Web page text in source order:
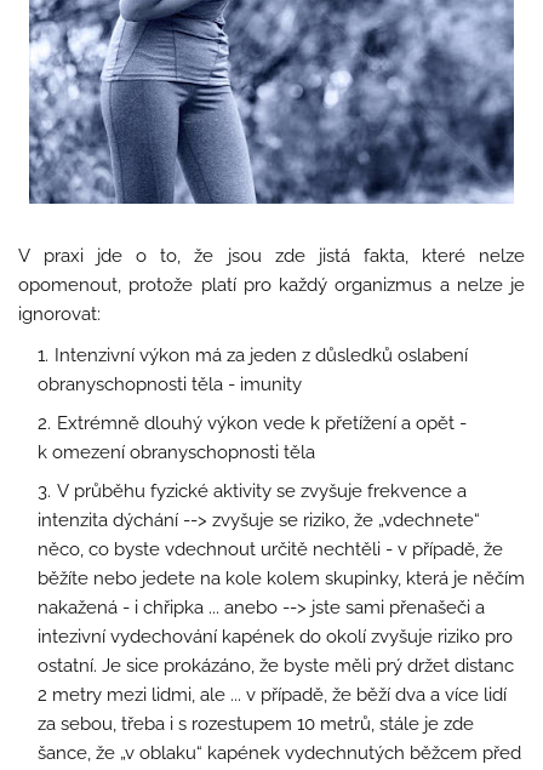
V praxi jde o to, že jsou zde jistá fakta, které nelze
opomenout, protože platí pro každý organizmus a nelze je
ignorovat:
Intenzivní výkon má za jeden z důsledků oslabení
obranyschopnosti těla - imunity
Extrémně dlouhý výkon vede k přetížení a opět -
k omezení obranyschopnosti těla
V průběhu fyzické aktivity se zvyšuje frekvence a
intenzita dýchání --> zvyšuje se riziko, že „vdechnete“
něco, co byste vdechnout určitě nechtěli - v případě, že
běžíte nebo jedete na kole kolem skupinky, která je něčím
nakažená - i chřipka ... anebo --> jste sami přenašeči a
intezivní vydechování kapének do okolí zvyšuje riziko pro
ostatní. Je sice prokázáno, že byste měli prý držet distanc
2 metry mezi lidmi, ale ... v případě, že běží dva a více lidí
za sebou, třeba i s rozestupem 10 metrů, stále je zde
šance, že „v oblaku“ kapének vydechnutých běžcem před